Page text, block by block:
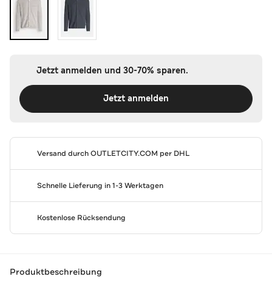
Jetzt anmelden und 30-70% sparen.
Jetzt anmelden
Versand durchOUTLETCITY.COM per DHL
Schnelle Lieferung in 1-3 Werktagen
Kostenlose Rücksendung
Produktbeschreibung